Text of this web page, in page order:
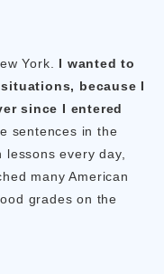
York. I wanted to
because I
since I entered
sentences in the
lessons every day,
many American
grades on the